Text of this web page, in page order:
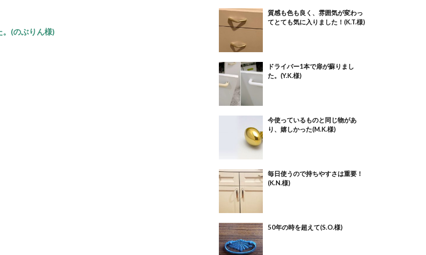
(のぶりん様)
質感も色も良く、雰囲気が変わっ
てとても気に入りました！(K.T.様)
ドライバー1本で扉が蘇りまし
た。(Y.K.様)
今使っているものと同じ物があ
り、嬉しかった(M.K.様)
毎日使うので持ちやすさは重要！
(K.N.様)
50年の時を超えて(S.O.様)